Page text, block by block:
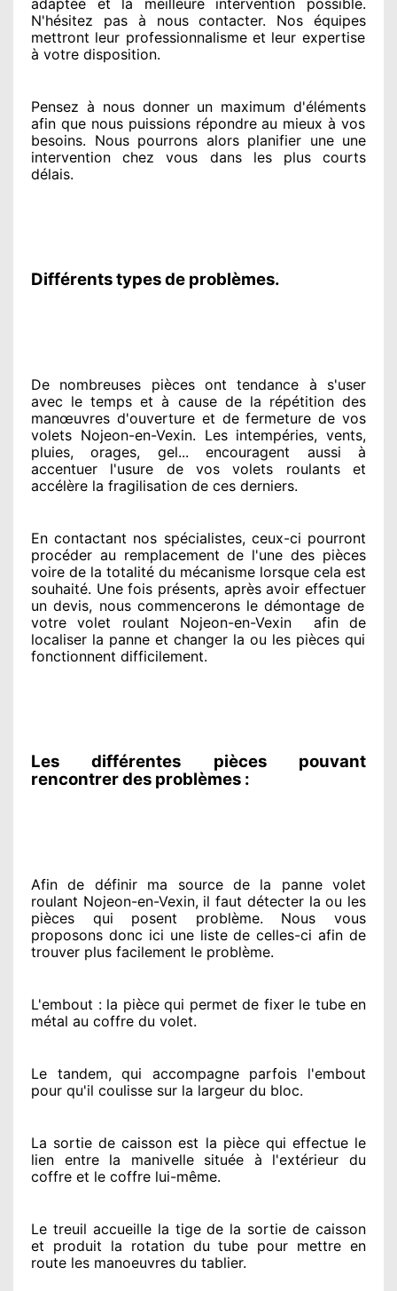
N'hésitez pas à nous contacter. Nos équipes
mettront leur professionnalismeet leur expertise
à votre disposition.
Pensez à nous donnerun maximum d'éléments
afin que nous puissions répondre au mieux à vos
besoins. Nous pourrons alors planifier une une
intervention chez vous dans les plus courts
délais.
Différents types de problèmes.
De nombreuses pièces ont tendance à s'user
avec le temps et à causede la répétition des
manœuvres d'ouverture et de fermeture de vos
volets Nojeon-en-Vexin. Les intempéries, vents,
pluies, orages, gel... encouragent aussi à
accentuer l'usure de vos volets roulants et
accélère la fragilisation de ces derniers.
En contactant nos spécialistes, ceux-ci pourront
procéder au remplacement de l'une des pièces
voire de la totalité du mécanisme lorsque cela est
souhaité. Une fois présents, après avoir effectuer
un devis, nous commencerons le démontage de
votre volet roulant Nojeon-en-Vexin
afin de
localiser la panne et changer la ou les pièces qui
fonctionnent difficilement.
Les différentes pièces pouvant
rencontrer des problèmes :
Afin de définir ma sourcede la panne volet
roulant Nojeon-en-Vexin, il faut détecterla ou les
pièces qui posent problème. Nous vous
proposons donc ici une liste de celles-ci afin de
trouver plus facilement le problème.
L'embout : la pièce qui permet de fixer le tube en
métal au coffre du volet.
Le tandem, qui accompagne parfois l'embout
pour qu'il coulisse sur la largeur du bloc.
La sortie de caisson est la pièce qui effectuele
lien entre la manivelle située à l'extérieur du
coffre et le coffre lui-même.
Le treuil accueille la tige de la sortie de caisson
et produit la rotation du tube pour mettre en
route les manoeuvres du tablier.